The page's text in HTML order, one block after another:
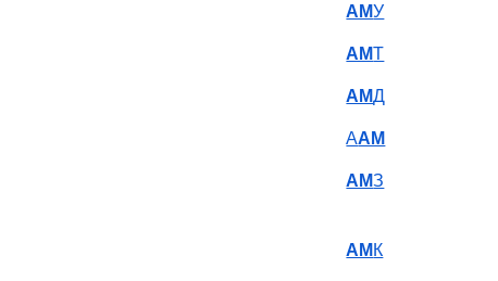
АМУ
АМТ
АМД
ААМ
АМЗ
АМ К